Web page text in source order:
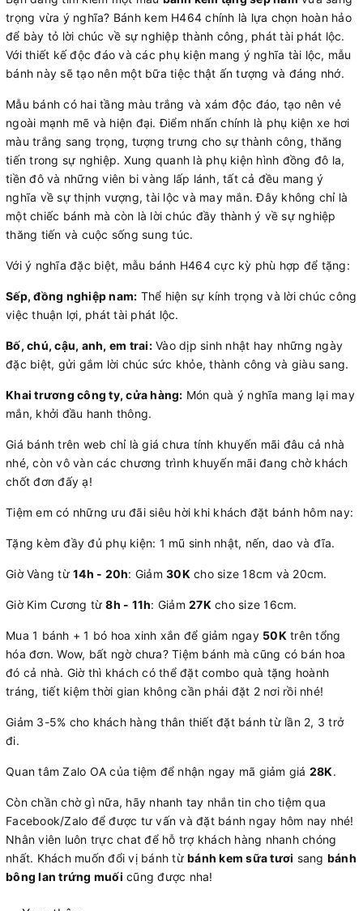
trọng vừa ý nghĩa? Bánh kem H464 chính là lựa chọn hoàn hảo
để bày tỏ lời chúc về sự nghiệp thành công, phát tài phát lộc.
Với thiết kế độc đáo và các phụ kiện mang ý nghĩa tài lộc, mẫu
bánh này sẽ tạo nên một bữa tiệc thật ấn tượng và đáng nhớ.
Mẫu bánh có hai tầng màu trắng và xám độc đáo, tạo nên vẻ
ngoài mạnh mẽ và hiện đại. Điểm nhấn chính là phụ kiện xe hơi
màu trắng sang trọng, tượng trưng cho sự thành công, thăng
tiến trong sự nghiệp. Xung quanh là phụ kiện hình đồng đô la,
tiền đô và những viên bi vàng lấp lánh, tất cả đều mang ý
nghĩa về sự thịnh vượng, tài lộc và may mắn. Đây không chỉ là
một chiếc bánh mà còn là lời chúc đầy thành ý về sự nghiệp
thăng tiến và cuộc sống sung túc.
Với ý nghĩa đặc biệt, mẫu bánh H464 cực kỳ phù hợp để tặng:
Sếp, đồng nghiệp nam: Thể hiện sự kính trọng và lời chúc công
việc thuận lợi, phát tài phát lộc.
Bố, chú, cậu, anh, em trai:Vào dịp sinh nhật hay những ngày
đặc biệt, gửi gắm lời chúc sức khỏe, thành công và giàu sang.
Khai trương công ty, cửa hàng: Món quà ý nghĩa mang lại may
mắn, khởi đầu hanh thông.
Giá bánh trên web chỉ là giá chưa tính khuyến mãi đâu cả nhà
nhé, còn vô vàn các chương trình khuyến mãi đang chờ khách
chốt đơn đấy ạ!
Tiệm em có những ưu đãi siêu hời khi khách đặt bánh hôm nay:
Tặng kèm đầy đủ phụ kiện: 1 mũ sinh nhật, nến, dao và đĩa.
Giờ Vàng từ 14h - 20h: Giảm 30K cho size 18cm và 20cm.
Giờ Kim Cương từ8h - 11h: Giảm 27K cho size 16cm.
Mua 1 bánh + 1 bó hoa xinh xắn để giảm ngay 50K trên tổng
hóa đơn. Wow, bất ngờ chưa? Tiệm bánh mà cũng có bán hoa
đó cả nhà. Giờ thì khách có thể đặt combo quà tặng hoành
tráng, tiết kiệm thời gian không cần phải đặt 2 nơi rồi nhé!
Giảm 3-5% cho khách hàng thân thiết đặt bánh từ lần 2, 3 trở
đi.
Quan tâm Zalo OA của tiệm để nhận ngay mã giảm giá 28K.
Còn chần chờ gì nữa, hãy nhanh tay nhắn tin cho tiệm qua
Facebook/Zalo để được tư vấn và đặt bánh ngay hôm nay nhé!
Nhân viên luôn trực chat để hỗ trợ khách hàng nhanh chóng
nhất. Khách muốn đổi vị bánh từ bánh kem sữa tươi sang bánh
bông lan trứng muối cũng được nha!